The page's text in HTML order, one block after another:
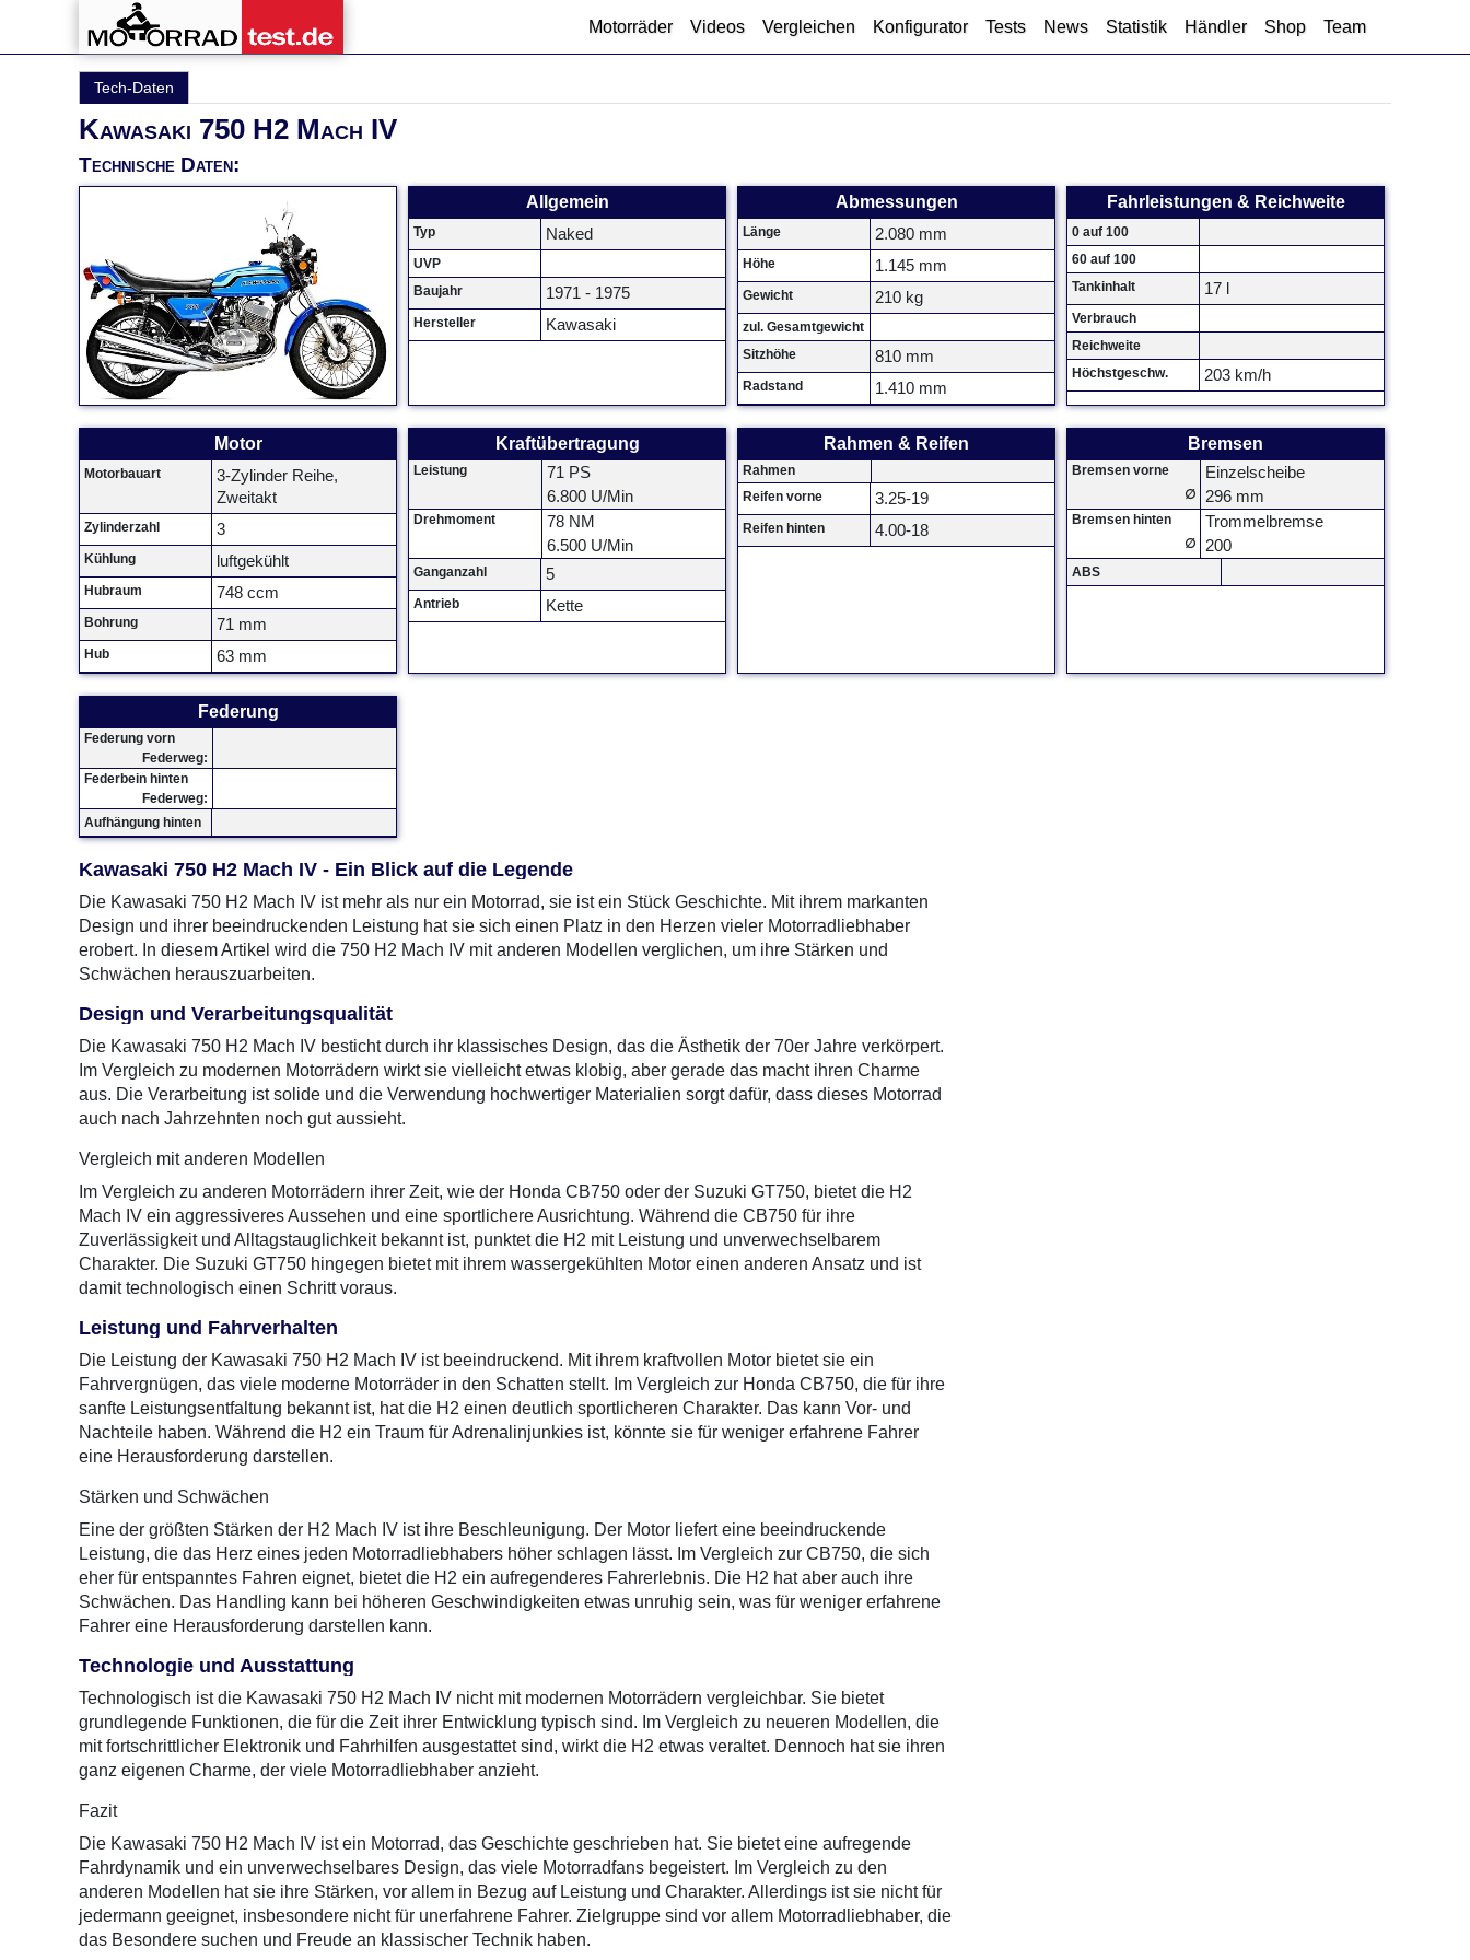
Motorräder Videos Vergleichen Konfigurator Tests News Statistik Händler Shop Team
Tech-Daten
Kawasaki 750 H2 Mach IV
Technische Daten:
Allgemein
Typ Naked
UVP
Baujahr
1971 - 1975
Hersteller Kawasaki
Abmessungen
Länge 2.080 mm
Höhe 1.145 mm
Gewicht 210 kg
zul. Gesamtgewicht
Sitzhöhe
810 mm
Radstand 1.410 mm
Fahrleistungen & Reichweite
0 auf 100
60 auf 100
Tankinhalt
17 l
Verbrauch
Reichweite
Höchstgeschw.
203 km/h
Motor
Motorbauart
3-Zylinder Reihe,
Zweitakt
Zylinderzahl 3
Kühlung luftgekühlt
Hubraum 748 ccm
Bohrung 71 mm
Hub 63 mm
Kraftübertragung
Leistung
71 PS
6.800 U/Min
Drehmoment
78 NM
6.500 U/Min
Ganganzahl 5
Antrieb Kette
Rahmen & Reifen
Rahmen
Reifen vorne
3.25-19
Reifen hinten 4.00-18
Bremsen
Bremsen vorne Einzelscheibe
∅ 296 mm
Bremsen hinten Trommelbremse
∅ 200
ABS
Federung
Federung vorn
Federweg:
Federbein hinten
Federweg:
Aufhängung hinten
Kawasaki 750 H2 Mach IV - Ein Blick auf die Legende
Die Kawasaki 750 H2 Mach IV ist mehr als nur ein Motorrad, sie ist ein Stück Geschichte. Mit ihrem markanten
Design und ihrer beeindruckenden Leistung hat sie sich einen Platz in den Herzen vieler Motorradliebhaber
erobert. In diesem Artikel wird die 750 H2 Mach IV mit anderen Modellen verglichen, um ihre Stärken und
Schwächen herauszuarbeiten.
Design und Verarbeitungsqualität
Die Kawasaki 750 H2 Mach IV besticht durch ihr klassisches Design, das die Ästhetik der 70er Jahre verkörpert.
Im Vergleich zu modernen Motorrädern wirkt sie vielleicht etwas klobig, aber gerade das macht ihren Charme
aus. Die Verarbeitung ist solide und die Verwendung hochwertiger Materialien sorgt dafür, dass dieses Motorrad
auch nach Jahrzehnten noch gut aussieht.
Vergleich mit anderen Modellen
Im Vergleich zu anderen Motorrädern ihrer Zeit, wie der Honda CB750 oder der Suzuki GT750, bietet die H2
Mach IV ein aggressiveres Aussehen und eine sportlichere Ausrichtung. Während die CB750 für ihre
Zuverlässigkeit und Alltagstauglichkeit bekannt ist, punktet die H2 mit Leistung und unverwechselbarem
Charakter. Die Suzuki GT750 hingegen bietet mit ihrem wassergekühlten Motor einen anderen Ansatz und ist
damit technologisch einen Schritt voraus.
Leistung und Fahrverhalten
Die Leistung der Kawasaki 750 H2 Mach IV ist beeindruckend. Mit ihrem kraftvollen Motor bietet sie ein
Fahrvergnügen, das viele moderne Motorräder in den Schatten stellt. Im Vergleich zur Honda CB750, die für ihre
sanfte Leistungsentfaltung bekannt ist, hat die H2 einen deutlich sportlicheren Charakter. Das kann Vor- und
Nachteile haben. Während die H2 ein Traum für Adrenalinjunkies ist, könnte sie für weniger erfahrene Fahrer
eine Herausforderung darstellen.
Stärken und Schwächen
Eine der größten Stärken der H2 Mach IV ist ihre Beschleunigung. Der Motor liefert eine beeindruckende
Leistung, die das Herz eines jeden Motorradliebhabers höher schlagen lässt. Im Vergleich zur CB750, die sich
eher für entspanntes Fahren eignet, bietet die H2 ein aufregenderes Fahrerlebnis. Die H2 hat aber auch ihre
Schwächen. Das Handling kann bei höheren Geschwindigkeiten etwas unruhig sein, was für weniger erfahrene
Fahrer eine Herausforderung darstellen kann.
Technologie und Ausstattung
Technologisch ist die Kawasaki 750 H2 Mach IV nicht mit modernen Motorrädern vergleichbar. Sie bietet
grundlegende Funktionen, die für die Zeit ihrer Entwicklung typisch sind. Im Vergleich zu neueren Modellen, die
mit fortschrittlicher Elektronik und Fahrhilfen ausgestattet sind, wirkt die H2 etwas veraltet. Dennoch hat sie ihren
ganz eigenen Charme, der viele Motorradliebhaber anzieht.
Fazit
Die Kawasaki 750 H2 Mach IV ist ein Motorrad, das Geschichte geschrieben hat. Sie bietet eine aufregende
Fahrdynamik und ein unverwechselbares Design, das viele Motorradfans begeistert. Im Vergleich zu den
anderen Modellen hat sie ihre Stärken, vor allem in Bezug auf Leistung und Charakter. Allerdings ist sie nicht für
jedermann geeignet, insbesondere nicht für unerfahrene Fahrer. Zielgruppe sind vor allem Motorradliebhaber, die
das Besondere suchen und Freude an klassischer Technik haben.